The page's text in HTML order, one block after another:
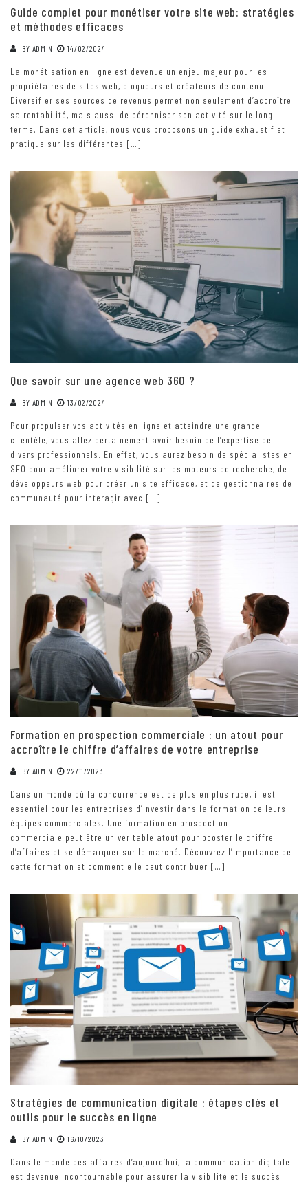
Guide complet pour monétiser votre site web: stratégies
et méthodes efficaces
BY ADMIN 14/02/2024
La monétisation en ligne est devenue un enjeu majeur pour les
propriétaires de sites web, blogueurs et créateurs de contenu.
Diversifier ses sources de revenus permet non seulement d’accroître
sa rentabilité, mais aussi de pérenniser son activité sur le long
terme. Dans cet article, nous vous proposons un guide exhaustif et
pratique sur les différentes […]
Que savoir sur une agence web 360 ?
BY ADMIN 13/02/2024
Pour propulser vos activités en ligne et atteindre une grande
clientèle, vous allez certainement avoir besoin de l’expertise de
divers professionnels. En effet, vous aurez besoin de spécialistes en
SEO pour améliorer votre visibilité sur les moteurs de recherche, de
développeurs web pour créer un site efficace, et de gestionnaires de
communauté pour interagir avec […]
Formation en prospection commerciale : un atout pour
accroître le chiffre d’affaires de votre entreprise
BY ADMIN 22/11/2023
Dans un monde où la concurrence est de plus en plus rude, il est
essentiel pour les entreprises d’investir dans la formation de leurs
équipes commerciales. Une formation en prospection
commerciale peut être un véritable atout pour booster le chiffre
d’affaires et se démarquer sur le marché. Découvrez l’importance de
cette formation et comment elle peut contribuer […]
Stratégies de communication digitale : étapes clés et
outils pour le succès en ligne
BY ADMIN 16/10/2023
Dans le monde des affaires d’aujourd’hui, la communication digitale
est devenue incontournable pour assurer la visibilité et le succès